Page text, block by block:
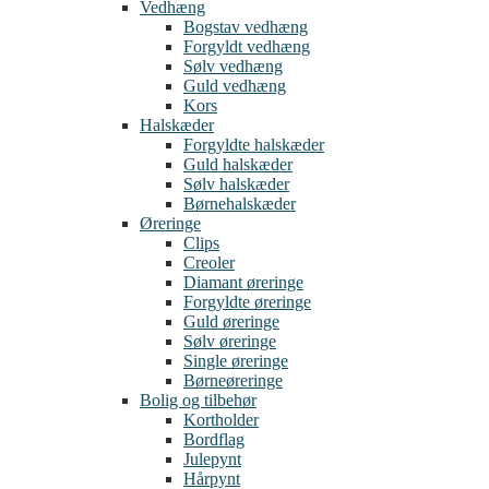
Vedhæng
Bogstav vedhæng
Forgyldt vedhæng
Sølv vedhæng
Guld vedhæng
Kors
Halskæder
Forgyldte halskæder
Guld halskæder
Sølv halskæder
Børnehalskæder
Øreringe
Clips
Creoler
Diamant øreringe
Forgyldte øreringe
Guld øreringe
Sølv øreringe
Single øreringe
Børneøreringe
Bolig og tilbehør
Kortholder
Bordflag
Julepynt
Hårpynt